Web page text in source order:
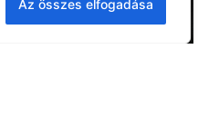
Az összes elfogadása